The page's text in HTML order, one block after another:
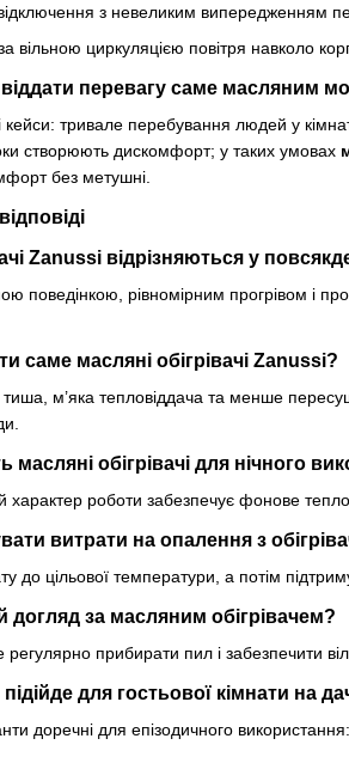
з невеликим випередженням
вільною циркуляцією повітря навколо
перевагу саме масляним
кейси: тривале перебування людей у
створюють дискомфорт; у таких умовах
без метушні.
Zanussi відрізняються у
поведінкою, рівномірним прогрівом і
саме масляні обігрівачі Zanussi?
тиша, м’яка тепловіддача та менше
масляні обігрівачі для нічного
характер роботи забезпечує фонове
витрати на опалення з
до цільової температури, а потім
догляд за масляним обігрівачем?
прибирати пил і забезпечити
для гостьової кімнати на
доречні для епізодичного
повільно
Про вартість
Рішення Zanussi у
працює без
експлуатації.
щоденний
нехай у домі